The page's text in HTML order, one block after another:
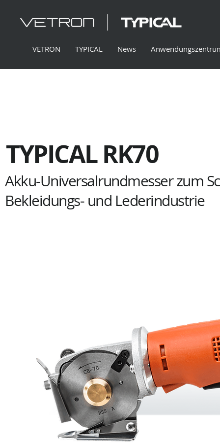
VETRON TYPICAL News
TYPICAL RK70
Akku-Universalrundmesser zum
Bekleidungs- und Lederindustrie